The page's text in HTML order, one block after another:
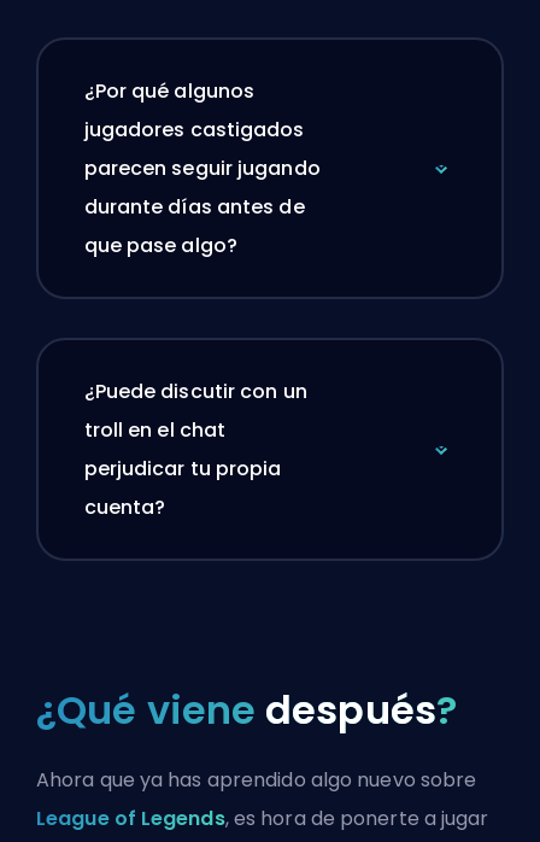
¿Por qué algunos
jugadores castigados
parecen seguir jugando
durante días antes de
que pase algo?
¿Puede discutir con un
troll en el chat
perjudicar tu propia
cuenta?
¿Qué viene después?
Ahora que ya has aprendido algo nuevo sobre
League of Legends, es hora de ponerte a jugar